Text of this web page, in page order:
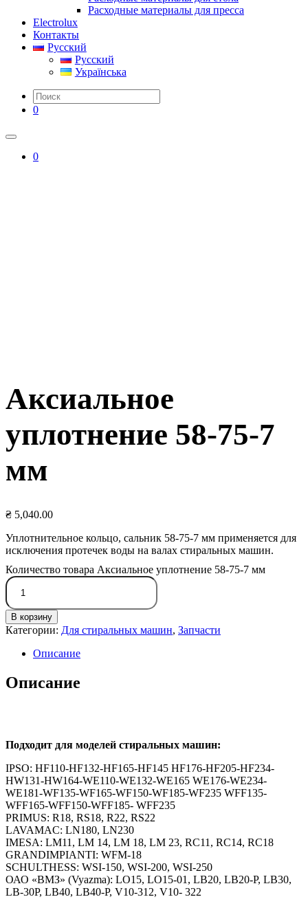
Расходные материалы для пресса
Electrolux
Контакты
Русский
Русский
Українська
0
0
Аксиальное
уплотнение 58-75-7
мм
₴ 5,040.00
Уплотнительное кольцо, сальник 58-75-7 мм применяется для
исключения протечек воды на валах стиральных машин.
Количество товара Аксиальное уплотнение 58-75-7 мм
В корзину
Категории: Для стиральных машин, Запчасти
Описание
Описание
Подходит для моделей стиральных машин:
IPSO: HF110-HF132-HF165-HF145 HF176-HF205-HF234-
HW131-HW164-WE110-WE132-WE165 WE176-WE234-
WE181-WF135-WF165-WF150-WF185-WF235 WFF135-
WFF165-WFF150-WFF185- WFF235
PRIMUS: R18, RS18, R22, RS22
LAVAMAC: LN180, LN230
IMESA: LM11, LM 14, LM 18, LM 23, RC11, RC14, RC18
GRANDIMPIANTI: WFM-18
SCHULTHESS: WSI-150, WSI-200, WSI-250
ОАО «ВМЗ» (Vyazma): LO15, LO15-01, LB20, LB20-P, LB30,
LB-30P, LB40, LB40-P, V10-312, V10- 322